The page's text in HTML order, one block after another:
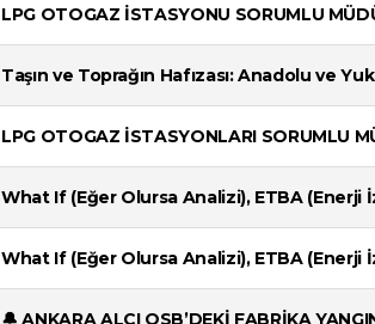
LPG OTOGAZ İSTASYONU SORUMLU
Taşın ve Toprağın Hafızası: Anadolu ve
LPG OTOGAZ İSTASYONLARI SORUMLU
What If (Eğer Olursa Analizi), ETBA (Enerji
What If (Eğer Olursa Analizi), ETBA
🔔 ANKARA ALCI OSB’DEKİ FABRİKA